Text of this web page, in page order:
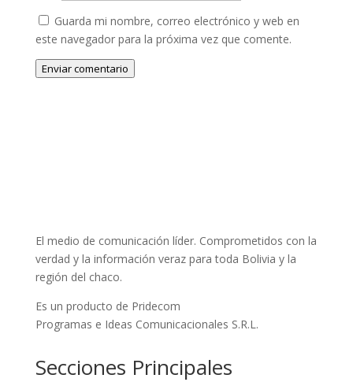
Guarda mi nombre, correo electrónico y web en
este navegador para la próxima vez que comente.
Enviar comentario
El medio de comunicación líder. Comprometidos con la
verdad y la información veraz para toda Bolivia y la
región del chaco.
Es un producto de Pridecom
Programas e Ideas Comunicacionales S.R.L.
Secciones Principales